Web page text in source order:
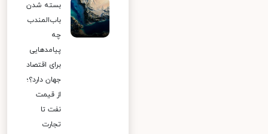
بسته شدن
باب‌المندب
چه
پیامدهایی
برای اقتصاد
جهان دارد؟؛
از قیمت
نفت تا
تجارت